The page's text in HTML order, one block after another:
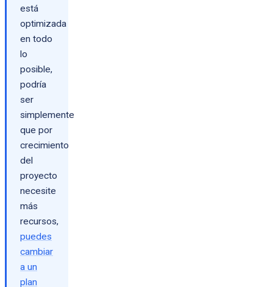
está
optimizada
en todo
lo
posible,
podría
ser
simplemente
que por
crecimiento
del
proyecto
necesite
más
recursos,
puedes
cambiar
a un
plan